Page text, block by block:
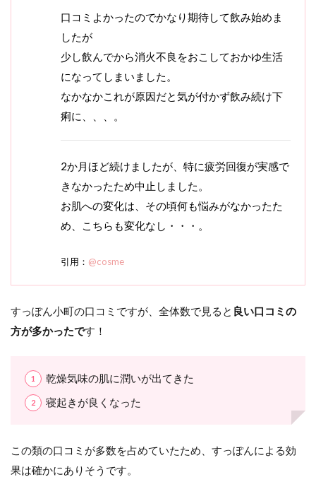
口コミよかったのでかなり期待して飲み始めま
したが
少し飲んでから消火不良をおこしておかゆ生活
になってしまいました。
なかなかこれが原因だと気が付かず飲み続け下
痢に、、、。
2か月ほど続けましたが、特に疲労回復が実感で
きなかったため中止しました。
お肌への変化は、その頃何も悩みがなかったた
め、こちらも変化なし・・・。
引用： @cosme
すっぽん小町の口コミですが、全体数で見ると 良い口コミの
方が多かったです！
乾燥気味の肌に潤いが出てきた
寝起きが良くなった
この類の口コミが多数を占めていたため、すっぽんによる効
果は確かにありそうです。